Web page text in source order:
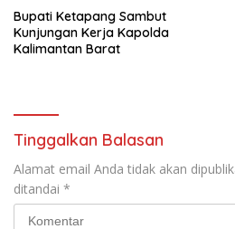
Bupati Ketapang Sambut
Kunjungan Kerja Kapolda
Kalimantan Barat
Tinggalkan Balasan
Alamat email Anda tidak akan
ditandai *